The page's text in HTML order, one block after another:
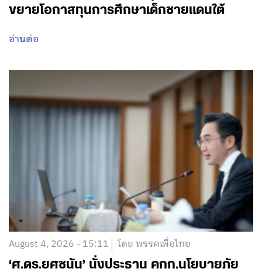
ขยายโอกาสทุนการศึกษาเด็กชายแดนใต้
อ่านต่อ
August 4, 2026 - 15:11 โดย พรรคเพื่อไทย
‘ศ.ดร.ยศชนัน’ นั่งประธาน คกก.นโยบายภัย